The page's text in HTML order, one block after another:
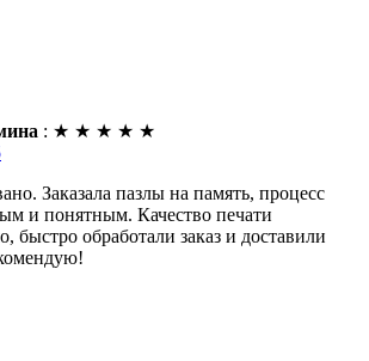
: ★ ★ ★ ★ ★
Заказала пазлы на память, процесс
и понятным. Качество печати
быстро обработали заказ и доставили